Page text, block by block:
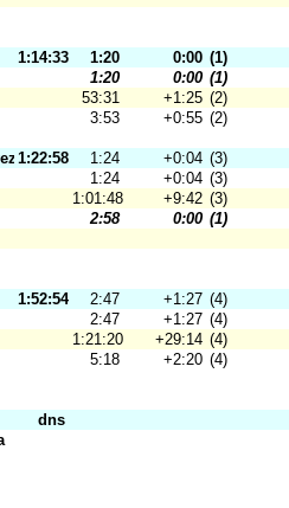
1:14:33 1:20 0:00 (1)
1:20 0:00 (1)
53:31
+1:25 (2)
3:53
+0:55 (2)
1:22:58 1:24 +0:04 (3)
1:24 +0:04 (3)
1:01:48
+9:42 (3)
2:58
0:00 (1)
1:52:54 2:47 +1:27 (4)
2:47 +1:27 (4)
1:21:20
+29:14 (4)
5:18
+2:20 (4)
dns